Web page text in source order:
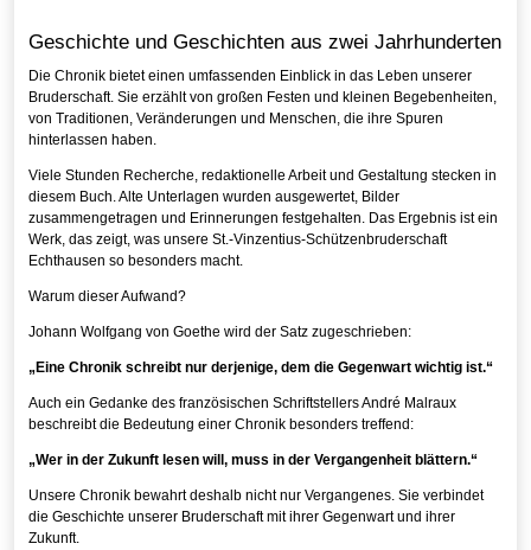
Geschichte und Geschichten aus zwei Jahrhunderten
Die Chronik bietet einen umfassenden Einblick in das Leben unserer
Bruderschaft. Sie erzählt von großen Festen und kleinen Begebenheiten,
von Traditionen, Veränderungen und Menschen, die ihre Spuren
hinterlassen haben.
Viele Stunden Recherche, redaktionelle Arbeit und Gestaltung stecken in
diesem Buch. Alte Unterlagen wurden ausgewertet, Bilder
zusammengetragen und Erinnerungen festgehalten. Das Ergebnis ist ein
Werk, das zeigt, was unsere St.-Vinzentius-Schützenbruderschaft
Echthausen so besonders macht.
Warum dieser Aufwand?
Johann Wolfgang von Goethe wird der Satz zugeschrieben:
„Eine Chronik schreibt nur derjenige, dem die Gegenwart wichtig ist.“
Auch ein Gedanke des französischen Schriftstellers André Malraux
beschreibt die Bedeutung einer Chronik besonders treffend:
„Wer in der Zukunft lesen will, muss in der Vergangenheit blättern.“
Unsere Chronik bewahrt deshalb nicht nur Vergangenes. Sie verbindet
die Geschichte unserer Bruderschaft mit ihrer Gegenwart und ihrer
Zukunft.